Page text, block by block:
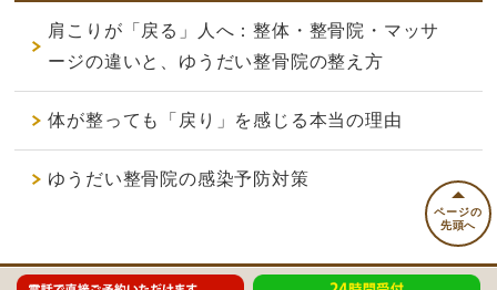
肩こりが「戻る」人へ：整体・整骨院・マッサ
ージの違いと、ゆうだい整骨院の整え方
体が整っても「戻り」を感じる本当の理由
ゆうだい整骨院の感染予防対策
ページの
先頭へ